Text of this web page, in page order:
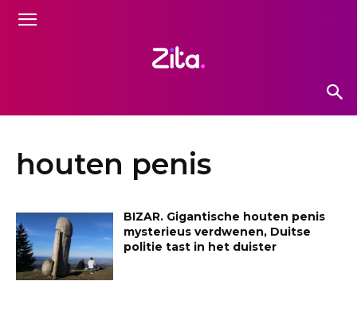
houten penis
BIZAR. Gigantische houten penis
mysterieus verdwenen, Duitse
politie tast in het duister